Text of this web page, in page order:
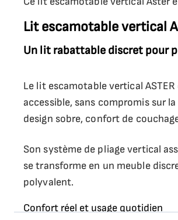
Lit escamotable vertical
Un lit rabattable discret pour
Le lit escamotable vertical
accessible, sans compromis sur
design sobre, confort de
Son système de pliage vertical
se transforme en un meuble
polyvalent.
Confort réel et usage quotidien